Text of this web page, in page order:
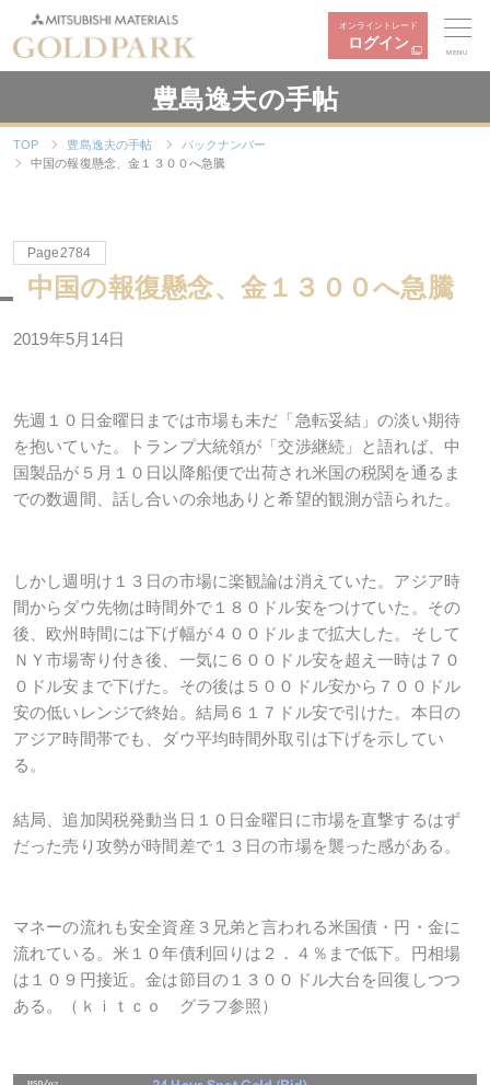
オンライントレード
ログイン
MENU
豊島逸夫の手帖
TOP 豊島逸夫の手帖
バックナンバー
中国の報復懸念、金１３００へ急騰
Page2784
中国の報復懸念、金１３００へ急騰
2019年5月14日
先週１０日金曜日までは市場も未だ「急転妥結」の淡い期待
を抱いていた。トランプ大統領が「交渉継続」と語れば、中
国製品が５月１０日以降船便で出荷され米国の税関を通るま
での数週間、話し合いの余地ありと希望的観測が語られた。
しかし週明け１３日の市場に楽観論は消えていた。アジア時
間からダウ先物は時間外で１８０ドル安をつけていた。その
後、欧州時間には下げ幅が４００ドルまで拡大した。そして
ＮＹ市場寄り付き後、一気に６００ドル安を超え一時は７０
０ドル安まで下げた。その後は５００ドル安から７００ドル
安の低いレンジで終始。結局６１７ドル安で引けた。本日の
アジア時間帯でも、ダウ平均時間外取引は下げを示してい
る。
結局、追加関税発動当日１０日金曜日に市場を直撃するはず
だった売り攻勢が時間差で１３日の市場を襲った感がある。
マネーの流れも安全資産３兄弟と言われる米国債・円・金に
流れている。米１０年債利回りは２．４％まで低下。円相場
は１０９円接近。金は節目の１３００ドル大台を回復しつつ
ある。（ｋｉｔｃｏ グラフ参照）